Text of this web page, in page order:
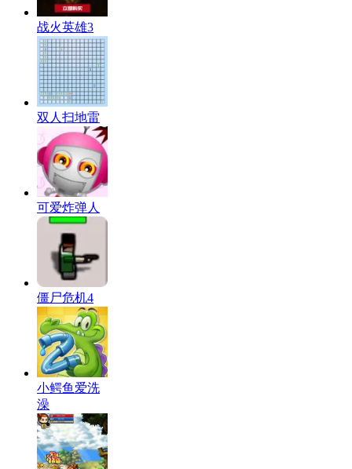
战火英雄3
双人扫地雷
可爱炸弹人
僵尸危机4
小鳄鱼爱洗
澡